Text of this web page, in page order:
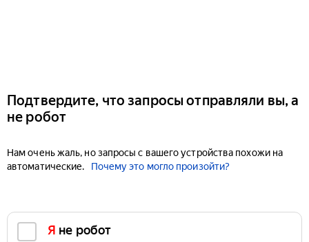
Подтвердите, что запросы отправляли вы, а
не робот
Нам очень жаль, но запросы с вашего устройства похожи на
автоматические.
Почему это могло произойти?
Я не робот